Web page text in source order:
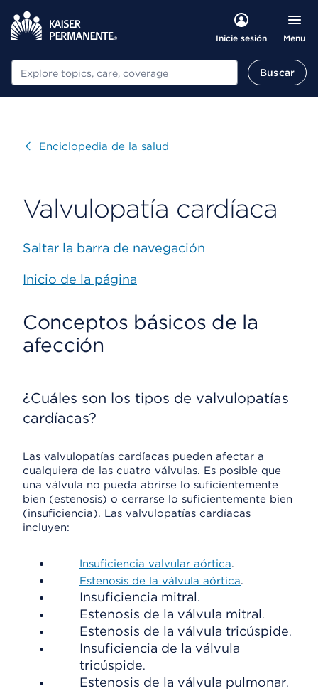
Inicie sesión Menu
Buscar Buscar
Visitar
Enciclopedia de la salud
Valvulopatía cardíaca
Saltar la barra de navegación
Inicio de la página
Conceptos básicos de la
afección
¿Cuáles son los tipos de valvulopatías
cardíacas?
Las valvulopatías cardíacas pueden afectar a
cualquiera de las cuatro válvulas. Es posible que
una válvula no pueda abrirse lo suficientemente
bien (estenosis) o cerrarse lo suficientemente bien
(insuficiencia). Las valvulopatías cardíacas
incluyen:
Insuficiencia valvular aórtica.
Estenosis de la válvula aórtica.
Insuficiencia mitral.
Estenosis de la válvula mitral.
Estenosis de la válvula tricúspide.
Insuficiencia de la válvula
tricúspide.
Estenosis de la válvula pulmonar.